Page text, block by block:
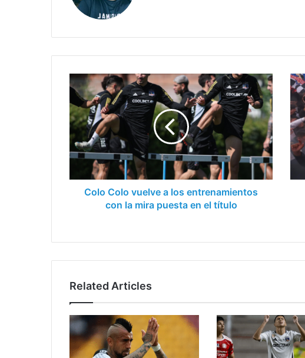
Colo
Colo
vuelve
a
los
entrenamientos
con
mira
puestaColo Colo vuelve a los entrenamientos
con la mira puesta en el título
la
y
a
Related Articles